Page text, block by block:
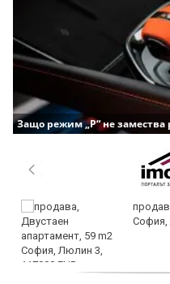
Защо режим „P“ не замества
София,